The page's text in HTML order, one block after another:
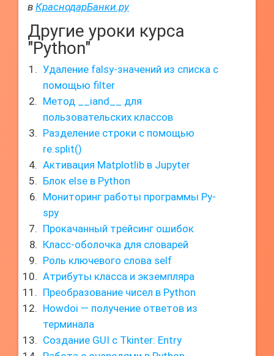
в КраснодарБанки.ру
Другие уроки курса
"Python"
Удаление falsy-значений из списка с
помощью filter
Метод __iand__ для
пользовательских классов
Разделение строки с помощью
re.split()
Активация Matplotlib в Jupyter
Блок else в Python
Мониторинг работы программы Py-
spy
Прокачанный трейсинг ошибок
Класс-оболочка для словарей
Роль ключевого слова self
Атрибуты класса и экземпляра
Преобразование чисел в Python
Howdoi — получение ответов из
терминала
Создание GUI с Tkinter: Entry